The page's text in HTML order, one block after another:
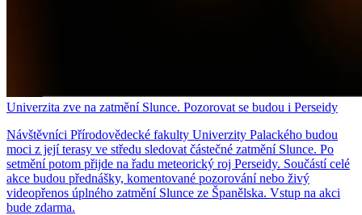
Univerzita zve na zatmění Slunce. Pozorovat se budou i Perseidy
Návštěvníci Přírodovědecké fakulty Univerzity Palackého budou
moci z její terasy ve středu sledovat částečné zatmění Slunce. Po
setmění potom přijde na řadu meteorický roj Perseidy. Součástí celé
akce budou přednášky, komentované pozorování nebo živý
videopřenos úplného zatmění Slunce ze Španělska. Vstup na akci
bude zdarma.